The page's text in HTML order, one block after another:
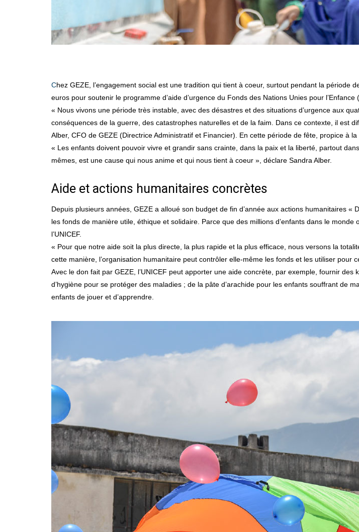
Chez GEZE, l’engagement social est une tradition qui tient à coeur, surtout pendant la période des fêtes. Cette année, l’entreprise familiale a décidé de faire un don de 100 000
euros pour soutenir le programme d’aide d’urgence du Fonds des Nations Unies pour
« Nous vivons une période très instable, avec des désastres et des situations d’urgence aux
conséquences de la guerre, des catastrophes naturelles et de la faim. Dans ce contexte, il est
Alber, CFO de GEZE (Directrice Administratif et Financier). En cette période de fête, propice à
« Les enfants doivent pouvoir vivre et grandir sans crainte, dans la paix et la liberté, partout
mêmes, est une cause qui nous anime et qui nous tient à coeur », déclare Sandra Alber.
Aide et actions humanitaires concrètes
Depuis plusieurs années, GEZE a alloué son budget de fin d’année aux actions humanitaires
les fonds de manière utile, éthique et solidaire. Parce que des millions d’enfants dans le
l’UNICEF.
« Pour que notre aide soit la plus directe, la plus rapide et la plus efficace, nous versons la
cette manière, l’organisation humanitaire peut contrôler elle-même les fonds et les utiliser pour
Avec le don fait par GEZE, l’UNICEF peut apporter une aide concrète, par exemple, fournir
d’hygiène pour se protéger des maladies ; de la pâte d’arachide pour les enfants souffrant de
enfants de jouer et d’apprendre.